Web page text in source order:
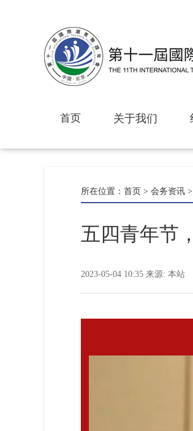
首页 关于我们
所在位置： 首页 > 会务资讯 >
五四青年节
2023-05-04 10:35 来源: 本站